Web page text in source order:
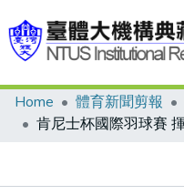
Communities & Collections
Home 體育新聞剪報